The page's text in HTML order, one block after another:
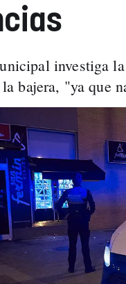
investiga
bajera, "ya que